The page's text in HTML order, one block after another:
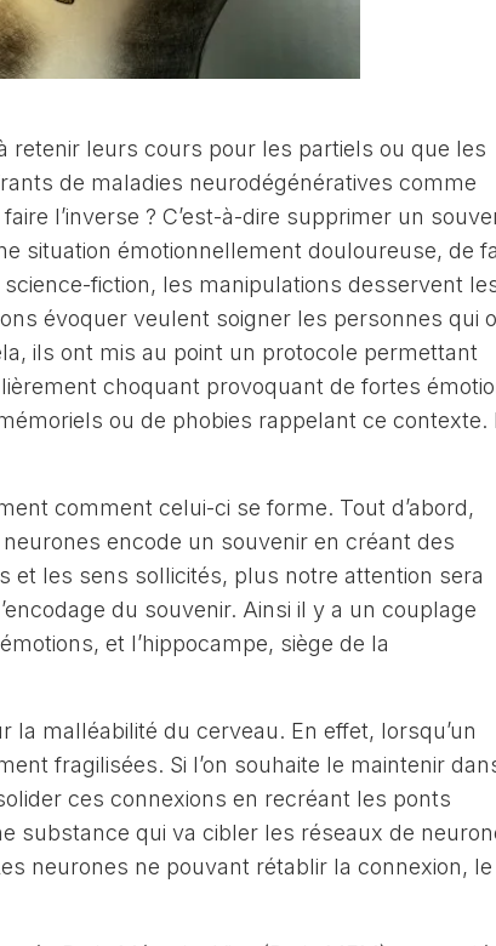
retenir leurs cours pour les partiels ou que les
de maladies neurodégénératives comme
l’inverse ? C’est-à-dire supprimer un
situation émotionnellement douloureuse, de
fiction, les manipulations desservent
évoquer veulent soigner les personnes qui
ils ont mis au point un protocole permettant
choquant provoquant de fortes
ou de phobies rappelant ce contexte.
comment celui-ci se forme. Tout d’abord,
encode un souvenir en créant des
et les sens sollicités, plus notre attention sera
du souvenir. Ainsi il y a un couplage
et l’hippocampe, siège de la
malléabilité du cerveau. En effet, lorsqu’un
fragilisées. Si l’on souhaite le maintenir
ces connexions en recréant les ponts
substance qui va cibler les réseaux de
neurones ne pouvant rétablir la connexion, le